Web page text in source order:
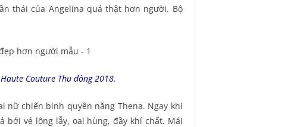
thái của Angelina quả thật hơn người. Bộ
Couture Thu đông 2018.
nữ chiến binh quyền năng Thena. Ngay khi
bởi vẻ lộng lẫy, oai hùng, đầy khí chất. Mái